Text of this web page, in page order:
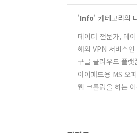
'Info' 카테고리의
데이터 전문가, 데
해외 VPN 서비스
구글 클라우드 플
아이패드용 MS 오
웹 크롤링을 하는